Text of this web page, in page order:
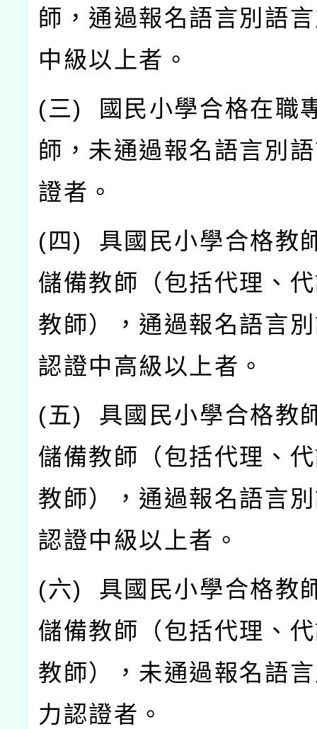
師，通過報名語言別語
中級以上者。
(三)
國民小學合格在職
師，未通過報名語言別
證者。
( 四) 具國民小學合格教
儲備教師（包括代理、
教師），通過報名語言
認證中高級以上者。
(五) 具國民小學合格教
儲備教師（包括代理、
教師），通過報名語言
認證中級以上者。
(六) 具國民小學合格教
儲備教師（包括代理、
教師），未通過報名語
力認證者。